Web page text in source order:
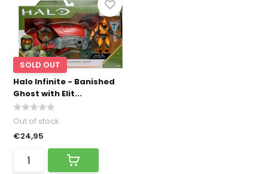
SOLD OUT
Halo Infinite - Banished
Ghost with Elit...
Out of stock
€24,95